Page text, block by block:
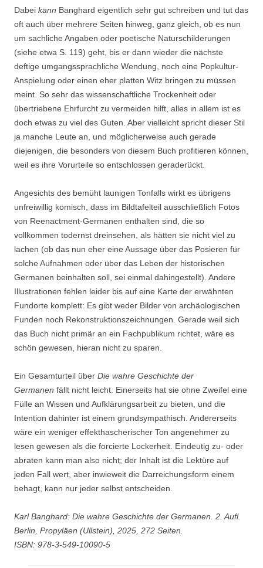
Dabei kann Banghard eigentlich sehr gut schreiben und tut das
oft auch über mehrere Seiten hinweg, ganz gleich, ob es nun
um sachliche Angaben oder poetische Naturschilderungen
(siehe etwa S. 119) geht, bis er dann wieder die nächste
deftige umgangssprachliche Wendung, noch eine Popkultur-
Anspielung oder einen eher platten Witz bringen zu müssen
meint. So sehr das wissenschaftliche Trockenheit oder
übertriebene Ehrfurcht zu vermeiden hilft, alles in allem ist es
doch etwas zu viel des Guten. Aber vielleicht spricht dieser Stil
ja manche Leute an, und möglicherweise auch gerade
diejenigen, die besonders von diesem Buch profitieren können,
weil es ihre Vorurteile so entschlossen geraderückt.
Angesichts des bemüht launigen Tonfalls wirkt es übrigens
unfreiwillig komisch, dass im Bildtafelteil ausschließlich Fotos
von Reenactment-Germanen enthalten sind, die so
vollkommen todernst dreinsehen, als hätten sie nicht viel zu
lachen (ob das nun eher eine Aussage über das Posieren für
solche Aufnahmen oder über das Leben der historischen
Germanen beinhalten soll, sei einmal dahingestellt). Andere
Illustrationen fehlen leider bis auf eine Karte der erwähnten
Fundorte komplett: Es gibt weder Bilder von archäologischen
Funden noch Rekonstruktionszeichnungen. Gerade weil sich
das Buch nicht primär an ein Fachpublikum richtet, wäre es
schön gewesen, hieran nicht zu sparen.
Ein Gesamturteil über Die wahre Geschichte der
Germanen fällt nicht leicht. Einerseits hat sie ohne Zweifel eine
Fülle an Wissen und Aufklärungsarbeit zu bieten, und die
Intention dahinter ist einem grundsympathisch. Andererseits
wäre ein weniger effekthascherischer Ton angenehmer zu
lesen gewesen als die forcierte Lockerheit. Eindeutig zu- oder
abraten kann man also nicht; der Inhalt ist die Lektüre auf
jeden Fall wert, aber inwieweit die Darreichungsform einem
behagt, kann nur jeder selbst entscheiden.
Karl Banghard: Die wahre Geschichte der Germanen. 2. Aufl.
Berlin, Propyläen (Ullstein), 2025, 272 Seiten.
ISBN: 978-3-549-10090-5